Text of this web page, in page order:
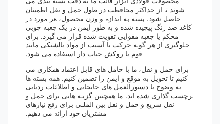
شوند تا از حداکثر محافظت در طول حمل و نقل اطمینان
حاصل شود. بسته به اندازه و وزن محصول، هر مورد در
کاغذ ضد زنگ پیچیده شده و به طور ایمن در یک جعبه چوبی
محکم یا جعبه مقوایی تقویت شده قرار می گیرد. برای
جلوگیری از هر گونه حرکت یا آسیب از مواد بالشتکی مانند
فوم یا روکش حباب دار استفاده می شود.
برای حمل و نقل، ما با حامل های قابل اعتماد همکاری می
کنیم تا تحویل به موقع و ایمن را تضمین کنیم. همه بسته ها
به وضوح با دستورالعمل های جابجایی و اطلاعات ردیابی
برچسب گذاری شده اند. ما همچنین گزینه هایی برای حمل و
نقل سریع و حمل و نقل بین المللی برای رفع نیازهای
مشتریان خود ارائه می دهیم.